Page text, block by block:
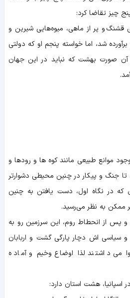
چیز تقاضا کرد:
و پر از ماهی، میوه‌هایی شیرین و
شد، اما خواسته پنجم او که دولتی
صورت بهشت که نباید در این جهان
موانع طبیعی مانند کوه ها و رودها و
تا جنگ و پیکار در چنین محیطی دشوارتر
که در نگاه اول، دست یافتن به چنین
ممکن به نظر می‌رسید.
و پس از انحطاط روم، این سرزمین رو به
سیاسی اش دچار پارگی گشت و اربابان
می داشتند لذا اوضاع وخیم و آماده
هشت استان دارد: